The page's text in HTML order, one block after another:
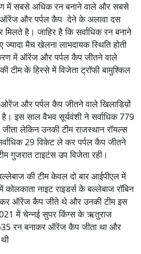
में सबसे अधिक रन बनाने वाले और सबसे
और पर्पल कैप देने के अलावा दस
है। जाहिर है कि सर्वाधिक रन बनाने
मैच खेलना लाभदायक स्थिति होती
में ऑरेंज और पर्पल कैप जीतने वाले
टीम के हिस्से में विजेता ट्रॉफी बामुश्किल
और पर्पल कैप जीतने वाले खिलाडिय़ों
है। इस साल वैभव सूर्यवंशी ने सर्वाधिक 779
लेकिन उनकी टीम राजस्थान रॉयल्स
29 विकेट ले कर पर्पल कैप जीतने
गुजरात टाइटंस उप विजेता रही।
की टीम केवल दो बार आईपीएल में
नाइट राइडर्स के बल्लेबाज रॉबिन
ऑरेंज कैप जीते थे और उनकी टीम इस
में चेन्नई सुपर किंग्स के ऋतुराज
रन बनाकर ऑरेंज कैप जीता था और